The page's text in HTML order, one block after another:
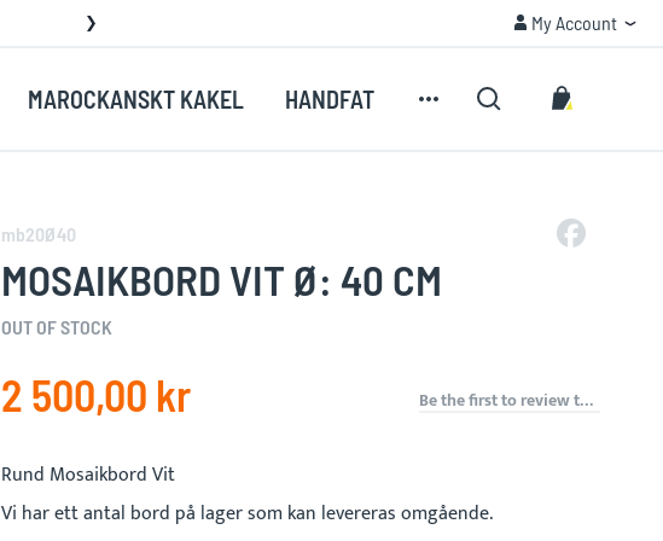
My Account
My Account
MAROCKANSKT KAKEL HANDFAT
Search
mb20Ø40
MOSAIKBORD VIT Ø: 40 CM
OUT OF STOCK
2 500,00 kr Be the first to review this product
Rund Mosaikbord Vit
Vi har ett antal bord på lager som kan levereras omgående.